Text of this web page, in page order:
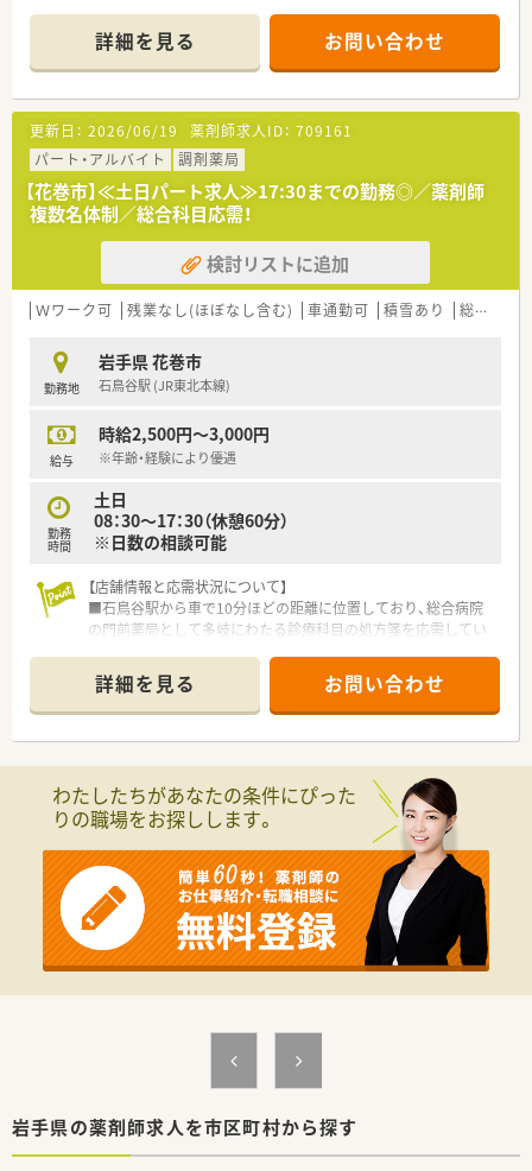
すぐ近くにはショッピングモールもあり、生活便利です。
詳細を見る お問い合わせ
更新日： 2026/06/19 薬剤師求人ID： 709161
パート・アルバイト
調剤薬局
【花巻市】≪土日パート求人≫17:30までの勤務◎／薬剤師
複数名体制／総合科目応需！
検討リストに追加
Ｗワーク可 残業なし(ほぼなし含む) 車通勤可 積雪あり 総合科目
勤務地
岩手県 花巻市
石鳥谷駅 (JR東北本線)
給与
時給2,500円～3,000円
※年齢・経験により優遇
勤務
時間
土日
08：30～17：30（休憩60分）
※日数の相談可能
【店舗情報と応需状況について】
■石鳥谷駅から車で10分ほどの距離に位置しており、総合病院
の門前薬局として多岐にわたる診療科目の処方箋を応需してい
■処方箋は1日平均50枚ほど受け付けており、薬剤師2名と事務
3.5名の体制で、一人ひとりの患者様に丁寧に対応できる環境で
す。
■開局時間は8時30分から17時30分までとなっており、総合科目
【法人特徴について】
■従業員数8万人を超える巨大なワタキューグループの一員であ
り、医療や福祉の多角的な視点から地域を支える安定企業です。
■薬局経営のみならず介護用品の販売や住宅改修も手掛けてお
り、医薬品の枠を超えて高齢者社会をサポートする体制がありま
す。
■現場の裁量を重視する支店制度を導入しており、地域の実情に
合わせた自由な発想でサービスを生み出す姿勢を大切にしてい
ます。
■平均年齢は40歳前後と落ち着いた層が活躍しており、大手チ
ェーンの中でも離職率が低く定着率が良いことが自慢の職場で
れやすく、風通しの良い雰囲気が流れています。
■ミスが起きた際も個人を責めるのではなく、24時間以内に社
詳細を見る お問い合わせ
わたしたちがあなたの条件にぴった
りの職場をお探しします。
岩手県の薬剤師求人を市区町村から探す